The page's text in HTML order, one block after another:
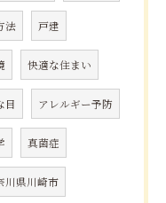
法 戸建
快適な住まい
目 アレルギー予防
真菌症
川県川崎市